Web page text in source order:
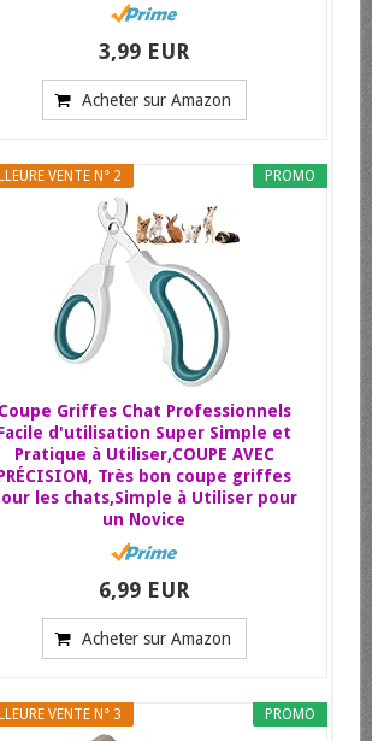
3,99 EUR
Acheter sur Amazon
PROMO
VENTE N° 2
Coupe Griffes Chat Professionnels
d'utilisation Super Simple et
Pratique à Utiliser,COUPE AVEC
Très bon coupe griffes
les chats,Simple à Utiliser pour
un Novice
6,99 EUR
Acheter sur Amazon
PROMO
VENTE N° 3